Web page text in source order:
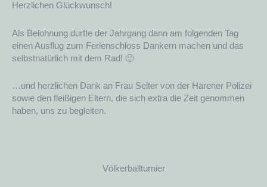
Herzlichen Glückwunsch!
Als Belohnung durfte der Jahrgang dann am folgenden Tag
einen Ausflug zum Ferienschloss Dankern machen und das
selbstnatürlich mit dem Rad! 🙂
…und herzlichen Dank an Frau Selter von der Harener Polizei
sowie den fleißigen Eltern, die sich extra die Zeit genommen
haben, uns zu begleiten.
Völkerballturnier